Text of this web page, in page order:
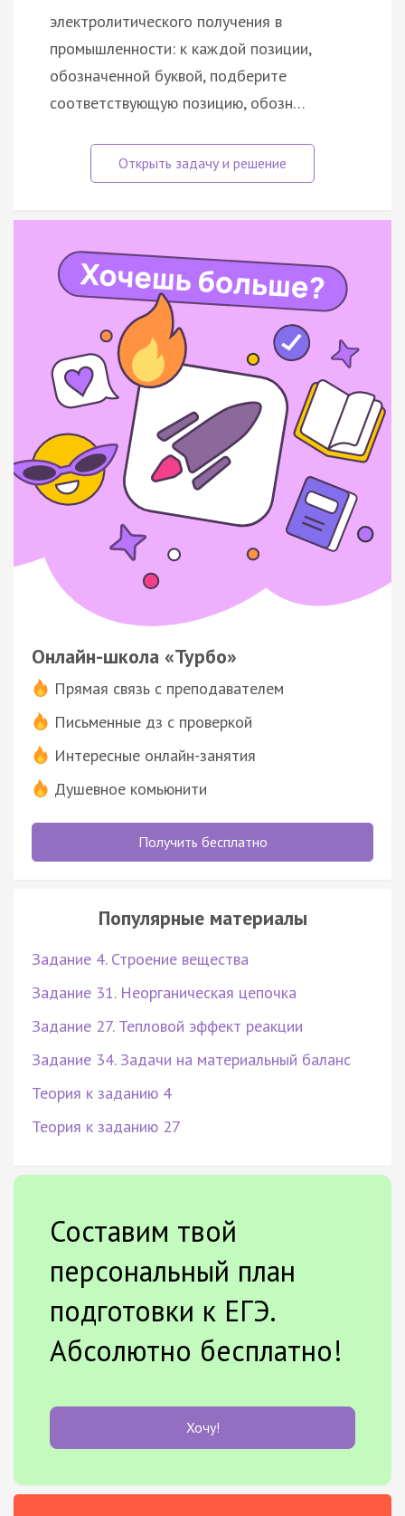
электролитического получения в
промышленности: к каждой позиции,
обозначенной буквой, подберите
соответствующую позицию, обозн…
Онлайн-школа «Турбо»
Прямая связь с преподавателем
Письменные дз с проверкой
Интересные онлайн-занятия
Душевное комьюнити
Получить бесплатно
Популярные материалы
Задание 4. Строение вещества
Задание 31. Неорганическая цепочка
Задание 27. Тепловой эффект реакции
Задание 34. Задачи на материальный баланс
Теория к заданию 4
Теория к заданию 27
Составим твой
персональный план
подготовки к ЕГЭ.
Абсолютно бесплатно!
Хочу!